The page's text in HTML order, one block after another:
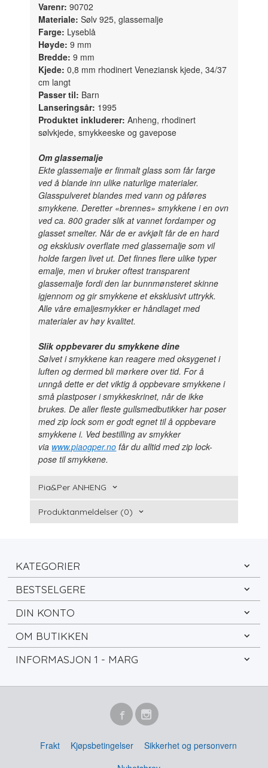
Varenr: 90702
Materiale: Sølv 925, glassemalje
Farge: Lyseblå
Høyde: 9 mm
Bredde: 9 mm
Kjede: 0,8 mm rhodinert Veneziansk kjede, 34/37
cm langt
Passer til: Barn
Lanseringsår: 1995
Produktet inkluderer: Anheng, rhodinert
sølvkjede, smykkeeske og gavepose
Om glassemalje
Ekte glassemalje er finmalt glass som får farge
ved å blande inn ulike naturlige materialer.
Glasspulveret blandes med vann og påføres
smykkene. Deretter «brennes» smykkene i en ovn
ved ca. 800 grader slik at vannet fordamper og
glasset smelter. Når de er avkjølt får de en hard
og eksklusiv overflate med glassemalje som vil
holde fargen livet ut. Det finnes flere ulike typer
emalje, men vi bruker oftest transparent
glassemalje fordi den lar bunnmønsteret skinne
igjennom og gir smykkene et eksklusivt uttrykk.
Alle våre emaljesmykker er håndlaget med
materialer av høy kvalitet.
Slik oppbevarer du smykkene dine
Sølvet i smykkene kan reagere med oksygenet i
luften og dermed bli mørkere over tid. For å
unngå dette er det viktig å oppbevare smykkene i
små plastposer i smykkeskrinet, når de ikke
brukes. De aller fleste gullsmedbutikker har poser
med zip lock som er godt egnet til å oppbevare
smykkene i. Ved bestilling av smykker
via www.piaogper.no får du alltid med zip lock-
pose til smykkene.
Pia&Per ANHENG
Produktanmeldelser (0)
KATEGORIER
BESTSELGERE
DIN KONTO
OM BUTIKKEN
INFORMASJON 1 - MARG
Frakt Kjøpsbetingelser
Sikkerhet og personvern